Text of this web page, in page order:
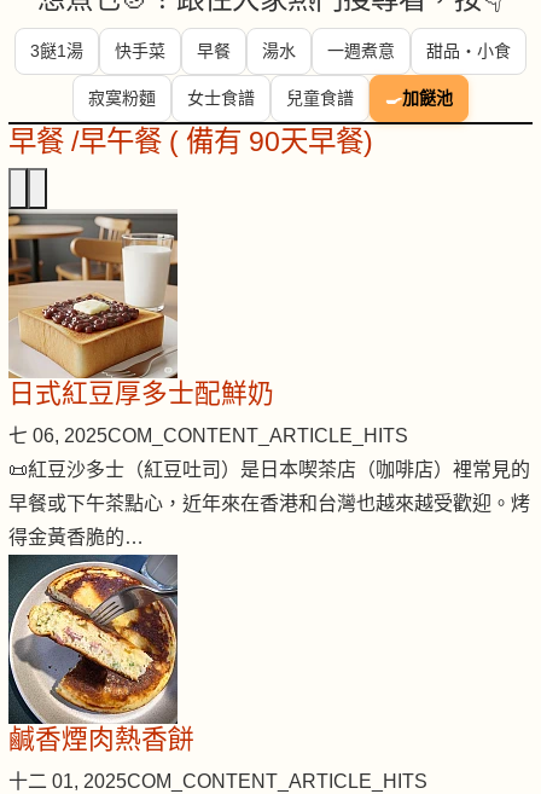
3餸1湯 快手菜 早餐 湯水 一週煮意 甜品・小食
寂寞粉麵 女士食譜 兒童食譜 🍳加餸池
早餐 /早午餐 ( 備有 90天早餐)
日式紅豆厚多士配鮮奶
七 06, 2025COM_CONTENT_ARTICLE_HITS
📜紅豆沙多士（紅豆吐司）是日本喫茶店（咖啡店）裡常見的
早餐或下午茶點心，近年來在香港和台灣也越來越受歡迎。烤
得金黃香脆的…
鹹香煙肉熱香餅
十二 01, 2025COM_CONTENT_ARTICLE_HITS